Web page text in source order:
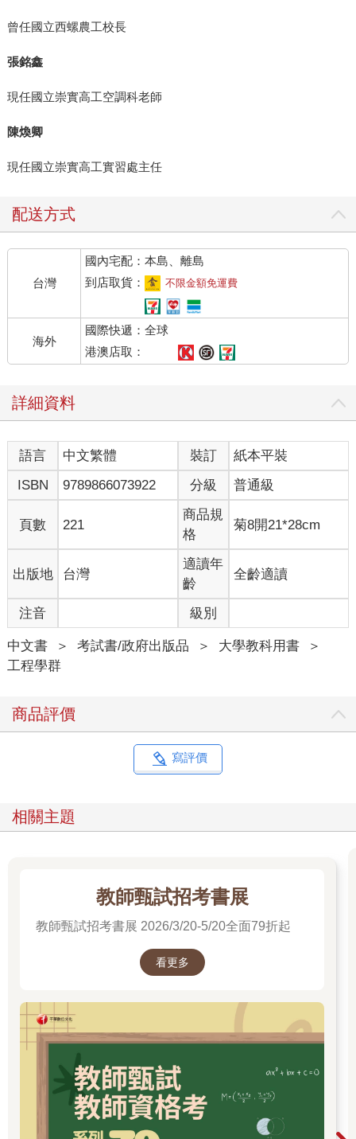
曾任國立西螺農工校長
張銘鑫
現任國立崇實高工空調科老師
陳煥卿
現任國立崇實高工實習處主任
配送方式
台灣
國內宅配：本島、離島
到店取貨：
不限金額免運費
海外
國際快遞：全球
港澳店取：
詳細資料
語言 中文繁體 裝訂
紙本平裝
ISBN
9789866073922 分級 普通級
頁數 221
商品規
格
菊8開21*28cm
出版地 台灣
適讀年
齡
全齡適讀
注音 級別
中文書 ＞ 考試書/政府出版品 ＞ 大學教科用書
＞
工程學群
商品評價
寫評價
相關主題
教師甄試招考書展
教師甄試招考書展 2026/3/20-5/20全面79折起
看更多